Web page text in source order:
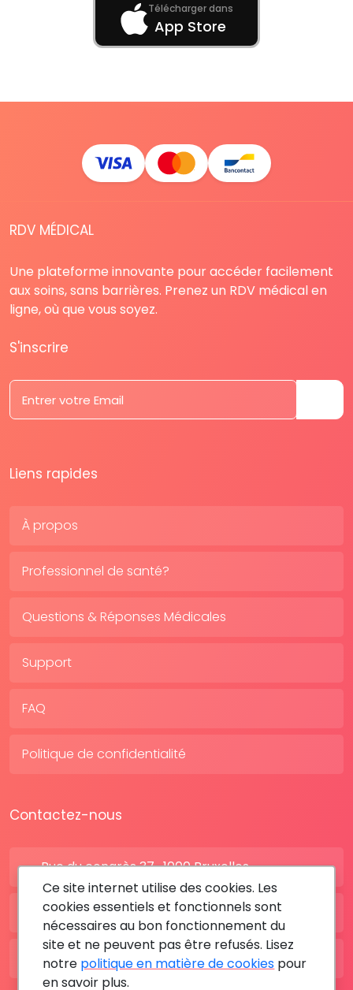
Télécharger dans
App Store
RDV MÉDICAL
Une plateforme innovante pour accéder facilement
aux soins, sans barrières. Prenez un RDV médical en
ligne, où que vous soyez.
S'inscrire
Liens rapides
À propos
Professionnel de santé?
Questions & Réponses Médicales
Support
FAQ
Politique de confidentialité
Contactez-nous
Rue du congrès 37 , 1000 Bruxelles
BE: +32 28080227
FR: +33 183642895
Ce site internet utilise des cookies. Les
cookies essentiels et fonctionnels sont
nécessaires au bon fonctionnement du
site et ne peuvent pas être refusés. Lisez
notre politique en matière de cookies pour
en savoir plus.